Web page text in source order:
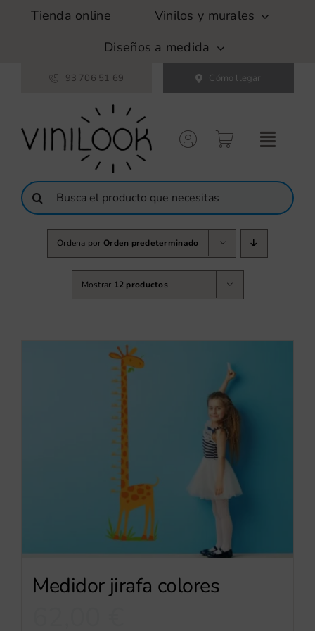
SaltarTienda online
Vinilos y murales
Diseños a medida
93 706 51 69 Cómo llegar
Buscar:
Ordena por Orden predeterminado
Mostrar 12 productos
Medidor jirafa colores